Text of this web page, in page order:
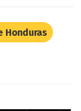
Honduras